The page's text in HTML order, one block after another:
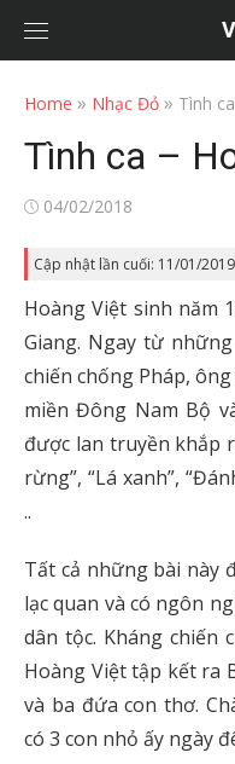
Home » Nhạc Đỏ » Tình
Tình ca –
Posted
04/02/2018
Cập nhật lần cuối: 11/01/
Hoàng Việt sinh năm
Giang. Ngay từ
chiến chống Pháp,
miền Đông Nam Bộ
được lan truyền khắp
rừng”, “Lá xanh”,
..
Tất cả những bài này
lạc quan và có ngôn
dân tộc. Kháng chiến
Hoàng Việt tập kết ra
và ba đứa con thơ.
có 3 con nhỏ ấy ngày